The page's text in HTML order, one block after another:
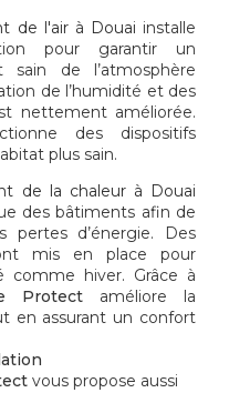
de l'air à Douai installe
pour garantir un
sain de l’atmosphère
de l’humidité et des
nettement améliorée.
des dispositifs
plus sain.
de la chaleur à Douai
des bâtiments afin de
pertes d’énergie. Des
mis en place pour
comme hiver. Grâce à
Protect améliore la
en assurant un confort
vous propose aussi